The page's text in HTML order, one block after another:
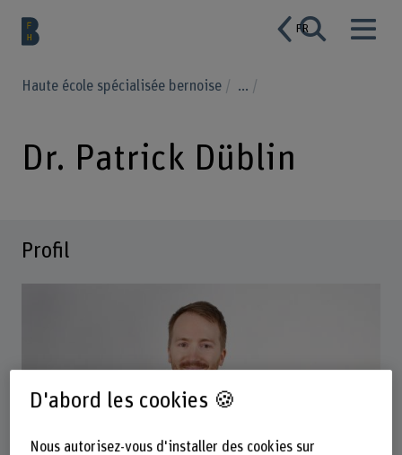
FR
Haute école spécialisée bernoise ...
Dr. Patrick Düblin
Profil
D'abord les cookies 🍪
Nous autorisez-vous d'installer des cookies sur